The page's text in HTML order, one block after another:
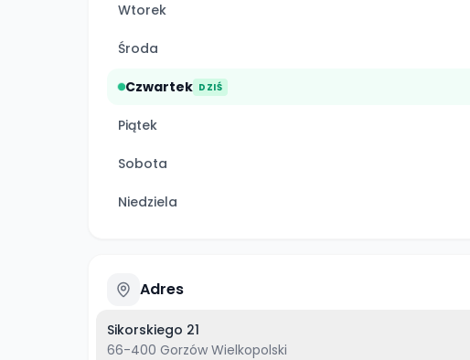
Wtorek
Środa
Czwartek DZIŚ
Piątek
Sobota
Niedziela
Adres
Sikorskiego 21
66-400 Gorzów Wielkopolski